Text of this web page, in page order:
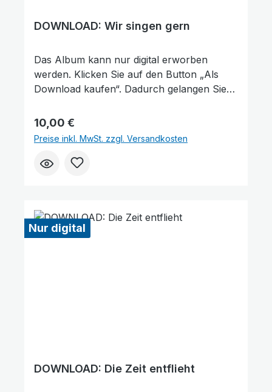
DOWNLOAD: Wir singen gern
Das Album kann nur digital erworben
werden. Klicken Sie auf den Button „Als
Download kaufen“. Dadurch gelangen Sie
Friedensstimme. Dort finden Sie das Album
und können auch einzelne Tracks (Lieder)
nach Belieben kaufen. Wie gefällt Ihnen
unser Produkt? ★★★★★ Geben Sie
Regulärer Preis:
10,00 €
Preise inkl. MwSt. zzgl. Versandkosten
Nur digital
DOWNLOAD: Die Zeit entflieht
Farben invertieren Monochrom